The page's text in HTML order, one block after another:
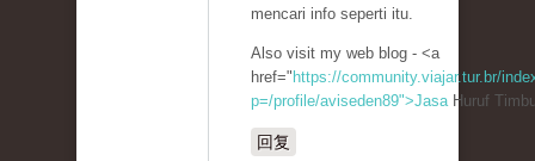
mencari info seperti itu.
Also visit my web blog - <a
href=" https://community.viajar.tur.br/
p=/profile/aviseden89">JasaHuruf
回复